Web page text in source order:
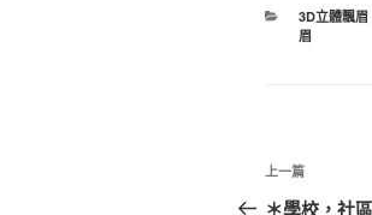
3D立體飄眉
眉
上一篇
＊學校，社